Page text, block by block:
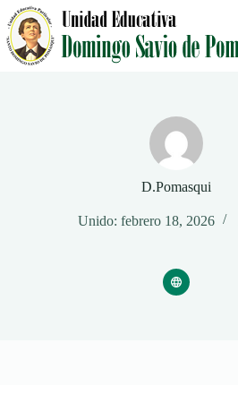
Saltar
al
contenido
D.Pomasqui
Unido: febrero 18, 2026